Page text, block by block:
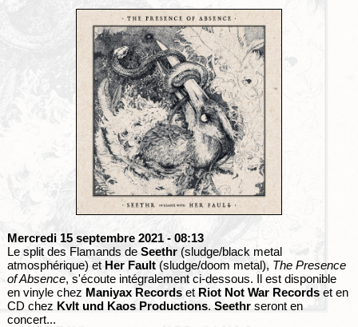
Mercredi 15 septembre 2021 - 08:13
Le split des Flamands de Seethr(sludge/black metal
atmosphérique) et Her Fault(sludge/doom metal), The Presence
of Absence, s'écoute intégralement ci-dessous. Il est disponible
en vinyle chez Maniyax Recordset Riot Not War Recordset en
CD chez Kvlt und Kaos Productions. Seethrseront en
concert...